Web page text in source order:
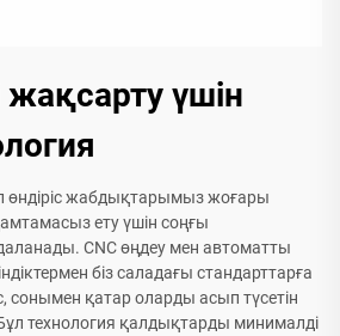
жақсарту үшін
өндіріс жабдықтарымыз жоғары
ету үшін соңғы
CNC өңдеу мен автоматты
біз саладағы стандарттарға
сонымен қатар оларды асып түсетін
технология қалдықтарды минималді